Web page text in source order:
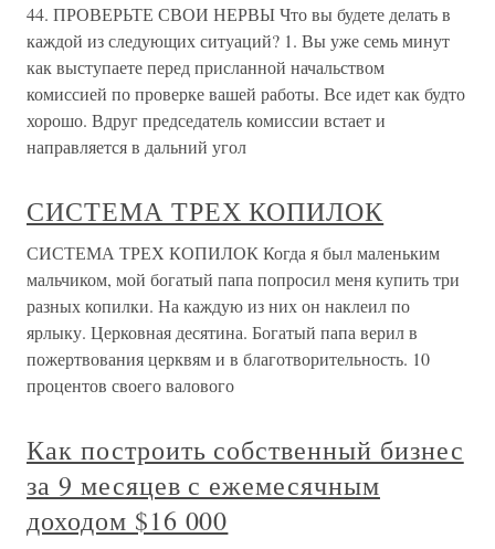
44. ПРОВЕРЬТЕ СВОИ НЕРВЫ Что вы будете делать в
каждой из следующих ситуаций? 1. Вы уже семь минут
как выступаете перед присланной начальством
комиссией по проверке вашей работы. Все идет как будто
хорошо. Вдруг председатель комиссии встает и
направляется в дальний угол
СИСТЕМА ТРЕХ КОПИЛОК
СИСТЕМА ТРЕХ КОПИЛОК Когда я был маленьким
мальчиком, мой богатый папа попросил меня купить три
разных копилки. На каждую из них он наклеил по
ярлыку. Церковная десятина. Богатый папа верил в
пожертвования церквям и в благотворительность. 10
процентов своего валового
Как построить собственный бизнес
за 9 месяцев с ежемесячным
доходом $16 000